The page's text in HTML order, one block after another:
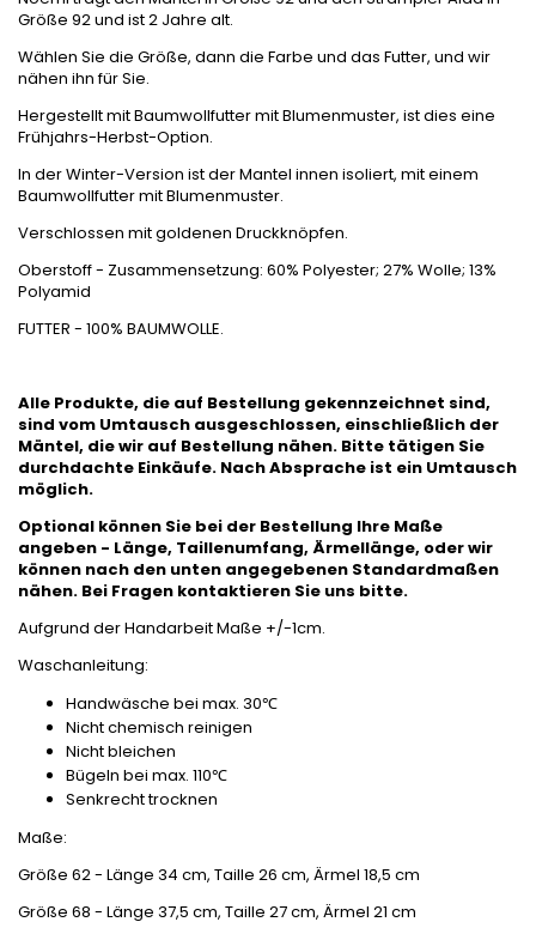
Größe 92 und ist 2 Jahre alt.
Wählen Sie die Größe, dann die Farbe und das Futter, und wir
nähen ihn für Sie.
Hergestellt mit Baumwollfutter mit Blumenmuster, ist dies eine
Frühjahrs-Herbst-Option.
In der Winter-Version ist der Mantel innen isoliert, mit einem
Baumwollfutter mit Blumenmuster.
Verschlossen mit goldenen Druckknöpfen.
Oberstoff - Zusammensetzung: 60% Polyester; 27% Wolle; 13%
Polyamid
FUTTER - 100% BAUMWOLLE.
Alle Produkte, die auf Bestellung gekennzeichnet sind,
sind vom Umtausch ausgeschlossen, einschließlich der
Mäntel, die wir auf Bestellung nähen. Bitte tätigen Sie
durchdachte Einkäufe. Nach Absprache ist ein Umtausch
möglich.
Optional können Sie bei der Bestellung Ihre Maße
angeben - Länge, Taillenumfang, Ärmellänge, oder wir
können nach den unten angegebenen Standardmaßen
nähen. Bei Fragen kontaktieren Sie uns bitte.
Aufgrund der Handarbeit Maße +/-1cm.
Waschanleitung:
Handwäsche bei max. 30℃
Nicht chemisch reinigen
Nicht bleichen
Bügeln bei max. 110℃
Senkrecht trocknen
Maße:
Größe 62 - Länge 34 cm, Taille 26 cm, Ärmel 18,5 cm
Größe 68 - Länge 37,5 cm, Taille 27 cm, Ärmel 21 cm